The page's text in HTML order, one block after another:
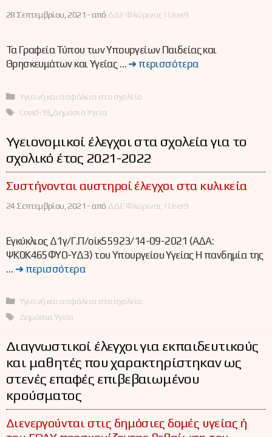
28 Σεπτεμβρίου, 2021 -από ΔΔΕ Φλώρινας | User9
Τα Γραφεία Τύπου των Υπουργείων Παιδείας και
Θρησκευμάτων και Υγείας … ➜ περισσότερα
Κατηγορίες
Υγιεινή και ασφάλεια στο σχολείο
Ετικέτες
Covid-19 Δημόσια Υγεία
Υγειονομικοί έλεγχοι στα σχολεία για το
σχολικό έτος 2021-2022
Συστήνονται αυστηροί έλεγχοι στα κυλικεία
24 Σεπτεμβρίου, 2021 -από ΔΔΕ Φλώρινας | User9
Εγκύκλιος Δ1γ/Γ.Π/οίκ55923/14-09-2021 (ΑΔΑ:
ΨΚ0Κ465ΦΥΟ-ΥΔ3) του Υπουργείου Υγείας Η πανδημία της
… ➜ περισσότερα
Κατηγορίες
Υγιεινή και ασφάλεια στο σχολείο
Ετικέτες
Δημόσια Υγεία
Διαγνωστικοί έλεγχοι για εκπαιδευτικούς
και μαθητές που χαρακτηρίστηκαν ως
στενές επαφές επιβεβαιωμένου
κρούσματος
Διενεργoύνται στις δημόσιες δομές υγείας ή